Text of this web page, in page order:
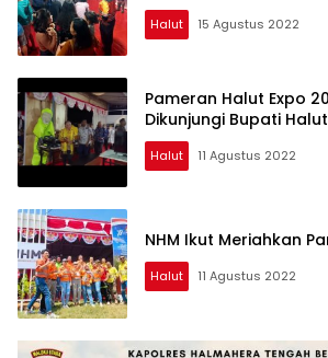
Halut 15 Agustus 2022
Pameran Halut Expo
Dikunjungi Bupati
Halut 11 Agustus 2022
NHM Ikut Meriahkan
Halut 11 Agustus 2022